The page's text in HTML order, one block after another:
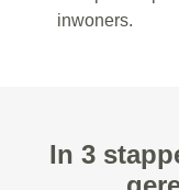
inwoners.
In 3